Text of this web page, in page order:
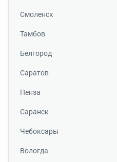
Смоленск
Тамбов
Белгород
Саратов
Пенза
Саранск
Чебоксары
Вологда